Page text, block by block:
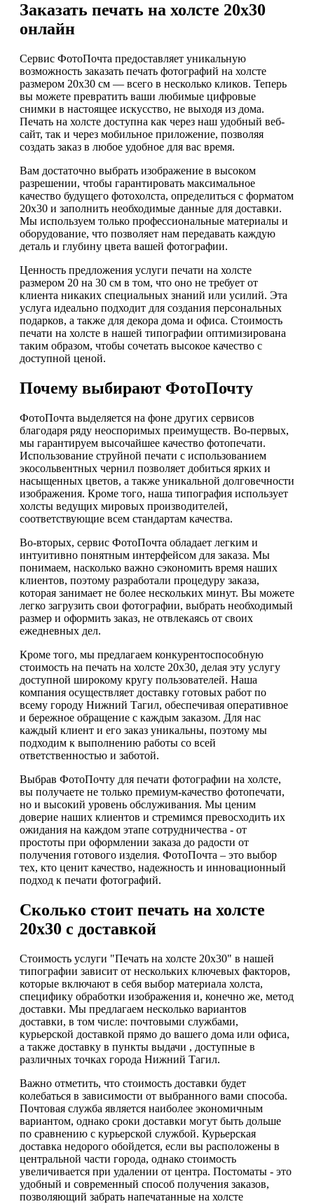
Заказать печать на холсте 20х30
онлайн
Сервис ФотоПочта предоставляет уникальную
возможность заказать печать фотографий на холсте
размером 20х30 см — всего в несколько кликов. Теперь
вы можете превратить ваши любимые цифровые
снимки в настоящее искусство, не выходя из дома.
Печать на холсте доступна как через наш удобный веб-
сайт, так и через мобильное приложение, позволяя
создать заказ в любое удобное для вас время.
Вам достаточно выбрать изображение в высоком
разрешении, чтобы гарантировать максимальное
качество будущего фотохолста, определиться с форматом
20х30 и заполнить необходимые данные для доставки.
Мы используем только профессиональные материалы и
оборудование, что позволяет нам передавать каждую
деталь и глубину цвета вашей фотографии.
Ценность предложения услуги печати на холсте
размером 20 на 30 см в том, что оно не требует от
клиента никаких специальных знаний или усилий. Эта
услуга идеально подходит для создания персональных
подарков, а также для декора дома и офиса. Стоимость
печати на холсте в нашей типографии оптимизирована
таким образом, чтобы сочетать высокое качество с
доступной ценой.
Почему выбирают ФотоПочту
ФотоПочта выделяется на фоне других сервисов
благодаря ряду неоспоримых преимуществ. Во-первых,
мы гарантируем высочайшее качество фотопечати.
Использование струйной печати с использованием
экосольвентных чернил позволяет добиться ярких и
насыщенных цветов, а также уникальной долговечности
изображения. Кроме того, наша типография использует
холсты ведущих мировых производителей,
соответствующие всем стандартам качества.
Во-вторых, сервис ФотоПочта обладает легким и
интуитивно понятным интерфейсом для заказа. Мы
понимаем, насколько важно сэкономить время наших
клиентов, поэтому разработали процедуру заказа,
которая занимает не более нескольких минут. Вы можете
легко загрузить свои фотографии, выбрать необходимый
размер и оформить заказ, не отвлекаясь от своих
ежедневных дел.
Кроме того, мы предлагаем конкурентоспособную
стоимость на печать на холсте 20х30, делая эту услугу
доступной широкому кругу пользователей. Наша
компания осуществляет доставку готовых работ по
всему городу Нижний Тагил, обеспечивая оперативное
и бережное обращение с каждым заказом. Для нас
каждый клиент и его заказ уникальны, поэтому мы
подходим к выполнению работы со всей
ответственностью и заботой.
Выбрав ФотоПочту для печати фотографии на холсте,
вы получаете не только премиум-качество фотопечати,
но и высокий уровень обслуживания. Мы ценим
доверие наших клиентов и стремимся превосходить их
ожидания на каждом этапе сотрудничества - от
простоты при оформлении заказа до радости от
получения готового изделия. ФотоПочта – это выбор
тех, кто ценит качество, надежность и инновационный
подход к печати фотографий.
Сколько стоит печать на холсте
20х30 с доставкой
Стоимость услуги "Печать на холсте 20х30" в нашей
типографии зависит от нескольких ключевых факторов,
которые включают в себя выбор материала холста,
специфику обработки изображения и, конечно же, метод
доставки. Мы предлагаем несколько вариантов
доставки, в том числе: почтовыми службами,
курьерской доставкой прямо до вашего дома или офиса,
а также доставку в пункты выдачи , доступные в
различных точках города Нижний Тагил.
Важно отметить, что стоимость доставки будет
колебаться в зависимости от выбранного вами способа.
Почтовая служба является наиболее экономичным
вариантом, однако сроки доставки могут быть дольше
по сравнению с курьерской службой. Курьерская
доставка недорого обойдется, если вы расположены в
центральной части города, однако стоимость
увеличивается при удалении от центра. Постоматы - это
удобный и современный способ получения заказов,
позволяющий забрать напечатанные на холсте